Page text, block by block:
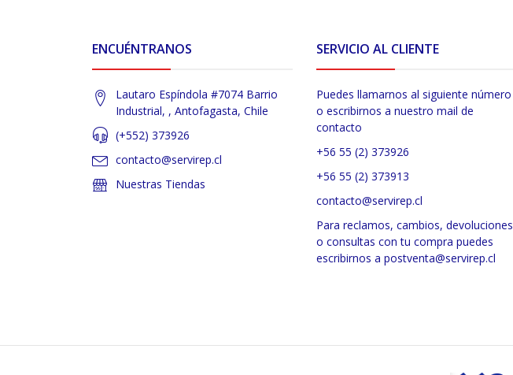
ENCUÉNTRANOS
Lautaro Espíndola #7074 Barrio
Industrial, , Antofagasta, Chile
(+552) 373926
contacto@servirep.cl
Nuestras Tiendas
SERVICIO AL CLIENTE
Puedes llamarnos al siguiente número
o escribirnos a nuestro mail de
contacto
+56 55 (2) 373926
+56 55 (2) 373913
contacto@servirep.cl
Para reclamos, cambios, devoluciones
o consultas con tu compra puedes
escribirnos a postventa@servirep.cl